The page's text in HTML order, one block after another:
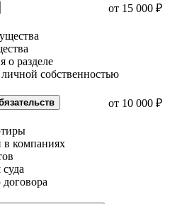
от 15 000 ₽
о разделе
собственностью
от 10 000 ₽
в компаниях